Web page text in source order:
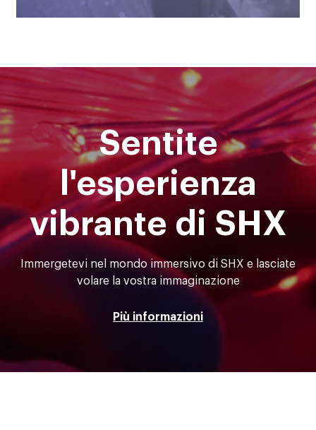
Sentite
l'esperienza
vibrante di SHX
Immergetevi nel mondo immersivo di SHX e lasciate
volare la vostra immaginazione
Più informazioni